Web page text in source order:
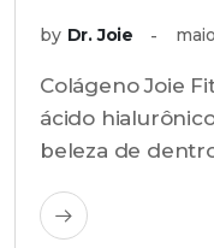
by Dr. Joie
Colágeno Joie
ácido
beleza de